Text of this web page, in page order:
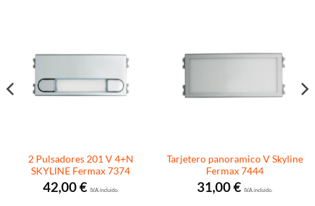
2 Pulsadores 201 V 4+N
SKYLINE Fermax 7374
42,00€ I.V.A. incluido.
Tarjetero panoramico V Skyline
Fermax 7444
31,00€ I.V.A. incluido.